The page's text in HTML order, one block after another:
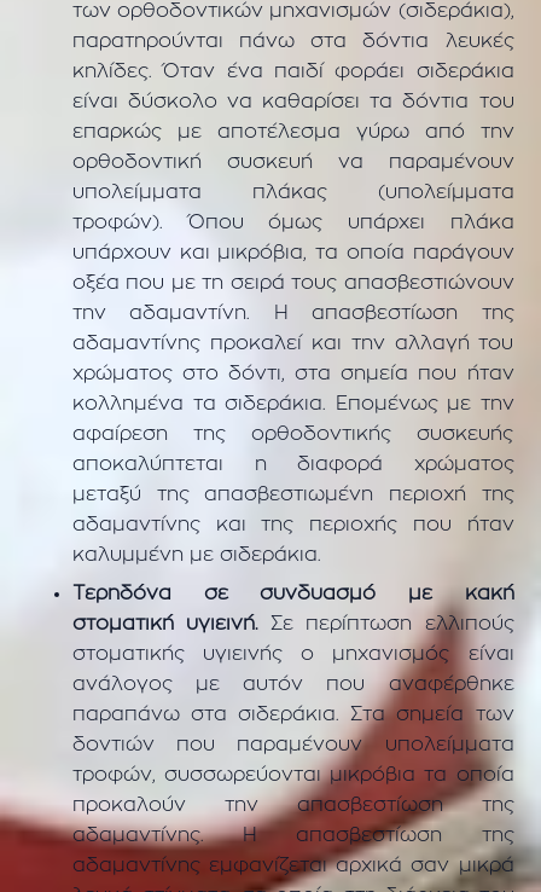
των ορθοδοντικών μηχανισμών (σιδεράκια),
παρατηρούνται πάνω στα δόντια λευκές
κηλίδες. Όταν ένα παιδί φοράει σιδεράκια
είναι δύσκολο να καθαρίσει τα δόντια του
επαρκώς με αποτέλεσμα γύρω από την
ορθοδοντική συσκευή να παραμένουν
υπολείμματα πλάκας (υπολείμματα
τροφών). Όπου όμως υπάρχει πλάκα
υπάρχουν και μικρόβια, τα οποία παράγουν
οξέα που με τη σειρά τους απασβεστιώνουν
την αδαμαντίνη. Η απασβεστίωση της
αδαμαντίνης προκαλεί και την αλλαγή του
χρώματος στο δόντι, στα σημεία που ήταν
κολλημένα τα σιδεράκια. Επομένως με την
αφαίρεση της ορθοδοντικής συσκευής
αποκαλύπτεται η διαφορά χρώματος
μεταξύ της απασβεστιωμένη περιοχή της
αδαμαντίνης και της περιοχής που ήταν
καλυμμένη με σιδεράκια.
Τερηδόνα σε συνδυασμό με κακή
στοματική υγιεινή. Σε περίπτωση ελλιπούς
στοματικής υγιεινής ο μηχανισμός είναι
ανάλογος με αυτόν που αναφέρθηκε
παραπάνω στα σιδεράκια. Στα σημεία των
δοντιών που παραμένουν υπολείμματα
τροφών, συσσωρεύονται μικρόβια τα οποία
προκαλούν την απασβεστίωση της
αδαμαντίνης. Η απασβεστίωση της
αδαμαντίνης εμφανίζεται αρχικά σαν μικρά